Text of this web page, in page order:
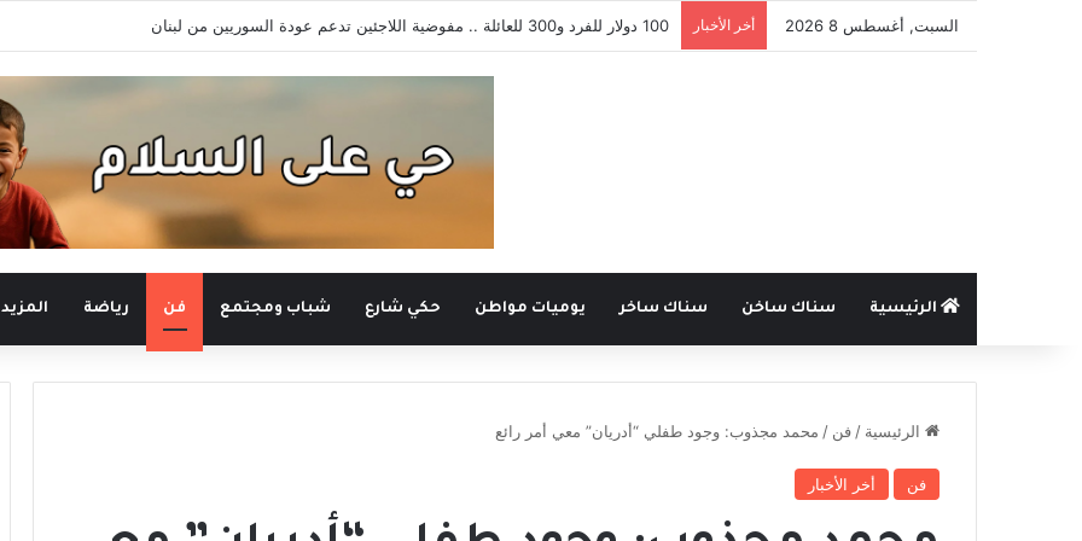
السبت, أغسطس 8 2026 أخر الأخبار 100 دولار للفرد و300 للعائلة .. مفوضية اللاجئين تدعم عودة السوريين من لبنان
الرئيسية سناك ساخن سناك ساخر يوميات مواطن حكي شارع شباب ومجتمع فن رياضة المزيد
الرئيسية / فن / محمد مجذوب: وجود طفلي “أدريان” معي أمر رائع
فن أخر الأخبار